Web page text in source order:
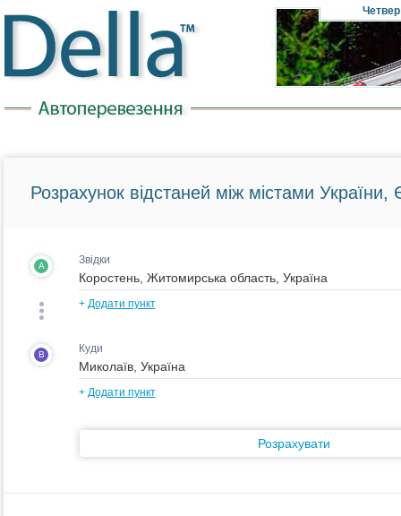
Четвер
Розрахунок відстаней між містами України,
A Звідки
+ Додати пункт
B Куди
+ Додати пункт
Розрахувати